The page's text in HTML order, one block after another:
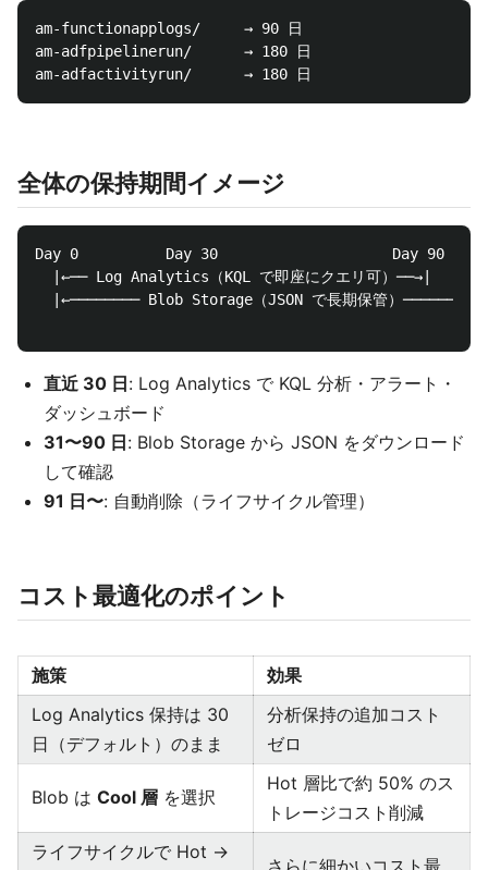
am-functionapplogs/     → 90 日
am-adfpipelinerun/      → 180 日
全体の保持期間イメージ
Day 0          Day 30                    Day 90
  |←── Log Analytics（KQL で即座にクエリ可）──→|
|←──────── Blob Storage（JSON で長期保管）
直近 30 日: Log Analytics で KQL 分析・アラート・
ダッシュボード
31〜90 日: Blob Storage から JSON をダウンロード
して確認
91 日〜: 自動削除（ライフサイクル管理）
コスト最適化のポイント
施策
効果
Log Analytics 保持は 30
日（デフォルト）のまま
分析保持の追加コスト
ゼロ
Blob は Cool 層 を選択
Hot 層比で約 50% のス
トレージコスト削減
ライフサイクルで Hot →
さらに細かいコスト最